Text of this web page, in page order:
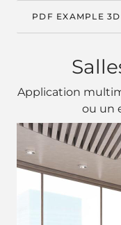
PDF EXAMPLE 3D
Application
ou un